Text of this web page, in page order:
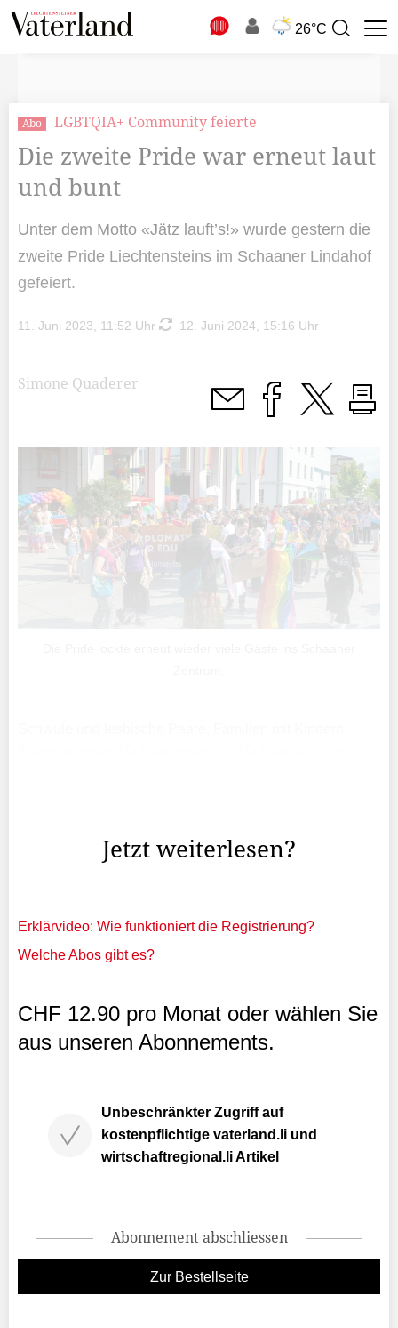
26°C
Suchbegriff
Abo LGBTQIA+ Community feierte
Die zweite Pride war erneut laut
und bunt
Unter dem Motto «Jätz lauft’s!» wurde gestern die
zweite Pride Liechtensteins im Schaaner Lindahof
gefeiert.
11. Juni 2023, 11:52 Uhr 12. Juni 2024, 15:16 Uhr
Simone Quaderer
Jetzt weiterlesen?
Erklärvideo: Wie funktioniert die Registrierung?
Welche Abos gibt es?
CHF 12.90 pro Monat oder wählen Sie
aus unseren Abonnements.
Unbeschränkter Zugriff auf
kostenpflichtige vaterland.li und
wirtschaftregional.li Artikel
Abonnement abschliessen
Zur Bestellseite